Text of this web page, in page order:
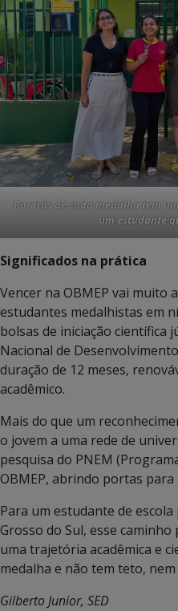
Por trás de cada medalha tem
um estudante
Significados na prática
Vencer na OBMEP vai muito
estudantes medalhistas em
bolsas de iniciação científica
Nacional de
duração de 12 meses,
acadêmico.
Mais do que um
o jovem a uma rede de
pesquisa do PNEM
OBMEP, abrindo portas para
Para um estudante de
Grosso do Sul, esse
uma trajetória acadêmica e
medalha e não tem teto,
Gilberto Junior, SED